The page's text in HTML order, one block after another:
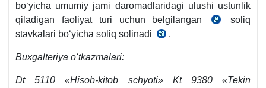
3-
q.
m..
boʻyicha umumiy jami daromadlaridagi ulushi ustunlik
qiladigan faoliyat turi uchun belgilangan
SK
q.
soliq
stavkalari boʻyicha soliq solinadi
SK467-
.
Buхgalteriya oʻtkazmalari:
Dt 5110 «Hisob-kitob schyoti» Kt 9380 «Tekin